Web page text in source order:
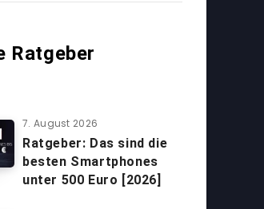
Ratgeber
7. August 2026
Ratgeber: Das sind die
besten Smartphones
unter 500 Euro [2026]